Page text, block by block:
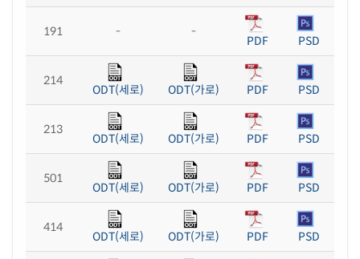
191 - -
PDF PSD
214
ODT(세로) ODT(가로) PDF PSD
213
ODT(세로) ODT(가로) PDF PSD
501
ODT(세로) ODT(가로) PDF PSD
414
ODT(세로) ODT(가로) PDF PSD